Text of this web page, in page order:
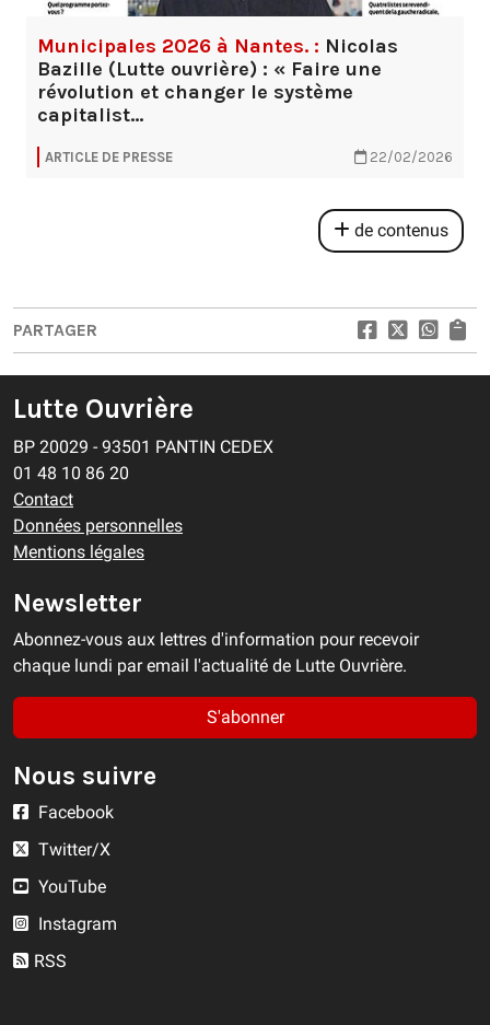
Municipales 2026 à Nantes. : Nicolas
Bazille (Lutte ouvrière) : « Faire une
révolution et changer le système
capitalist…
ARTICLE DE PRESSE 22/02/2026
de contenus
PARTAGER
Lutte Ouvrière
BP 20029 - 93501 PANTIN CEDEX
01 48 10 86 20
Contact
Données personnelles
Mentions légales
Newsletter
Abonnez-vous aux lettres d'information pour recevoir
chaque lundi par email l'actualité de Lutte Ouvrière.
S'abonner
Nous suivre
Facebook
Twitter/X
YouTube
Instagram
RSS